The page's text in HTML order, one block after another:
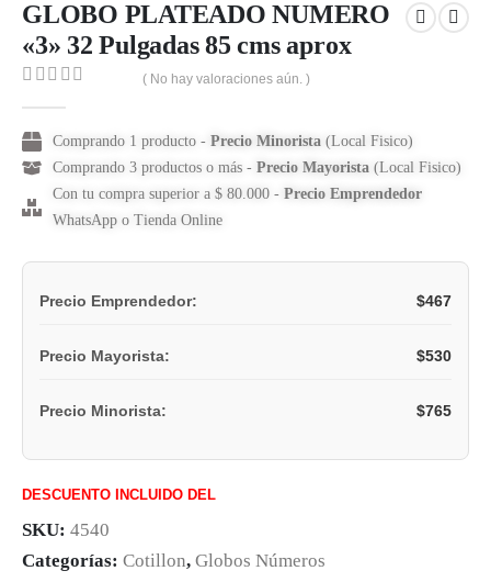
GLOBO PLATEADO NUMERO
«3» 32 Pulgadas 85 cms aprox
( No hay valoraciones aún. )
Comprando 1 producto - Precio Minorista (Local Fisico)
Comprando 3 productos o más - Precio Mayorista (Local Fisico)
Con tu compra superior a $ 80.000 - Precio Emprendedor
WhatsApp o Tienda Online
Precio Emprendedor: $467
Precio Mayorista: $530
Precio Minorista: $765
DESCUENTO INCLUIDO DEL
SKU: 4540
Categorías: Cotillon, Globos Números